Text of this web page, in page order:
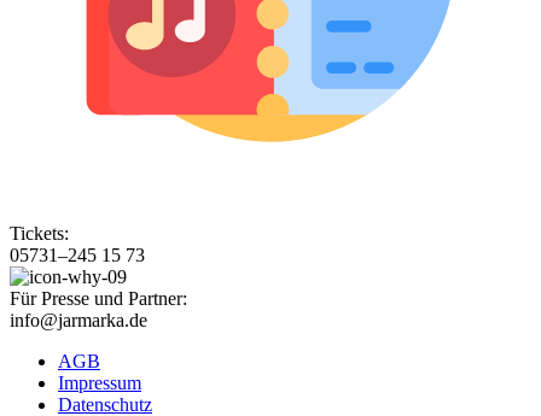
Tickets:
05731–245 15 73
Für Presse und Partner:
info@jarmarka.de
AGB
Impressum
Datenschutz